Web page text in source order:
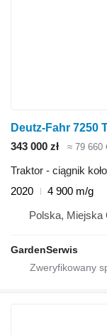
Deutz-Fahr 7250
343 000 zł
≈ 79 660
Traktor - ciągnik
2020
4 900 m/g
Polska, Miejska
GardenSerwis